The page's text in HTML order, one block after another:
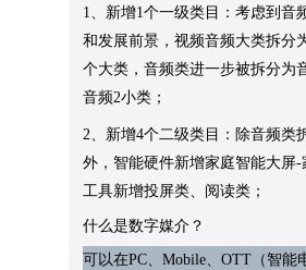
1、新增1个一级类目：考虑到音
和发展前景，视频音频大类拆分
个大类，音频类进一步被拆分为
音频2小类；
2、新增4个二级类目：除音频类
外，智能硬件新增家庭智能大屏-
工具新增投屏类、阅读类；
什么是数字媒介？
可以在PC、Mobile、OTT（智能